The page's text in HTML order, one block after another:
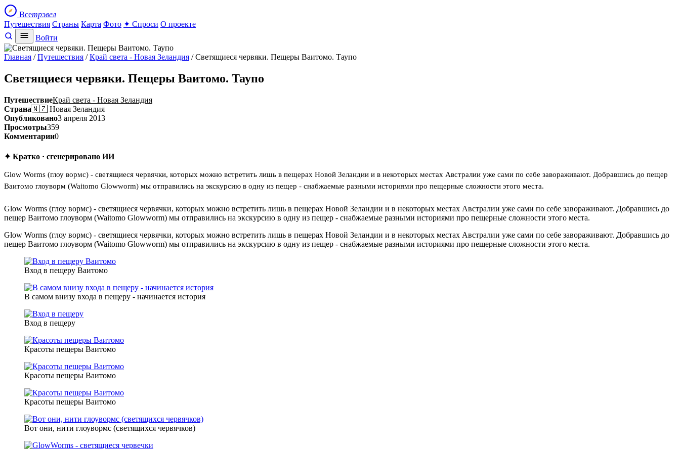
Всетрэвел
Путешествия Страны Карта Фото ✦ Спроси О проекте
Войти
Главная /Путешествия /Край света - Новая Зеландия / Светящиеся червяки. Пещеры Ваитомо. Таупо
Светящиеся червяки. Пещеры Ваитомо. Таупо
ПутешествиеКрай света - Новая Зеландия
Страна🇳🇿 Новая Зеландия
Опубликовано3 апреля 2013
Просмотры359
Комментарии0
✦ Кратко · сгенерировано ИИ
Glow Worms (глоу вормс) - светящиеся червячки, которых можно встретить лишь в пещерах Новой Зеландии и в некоторых местах Австралии уже сами по себе завораживают. Добравшись до пещер
Ваитомо глоуворм (Waitomo Glowworm) мы отправились на экскурсию в одну из пещер - снабжаемые разными историями про пещерные сложности этого места.
Glow Worms (глоу вормс) - светящиеся червячки, которых можно встретить лишь в пещерах Новой Зеландии и в некоторых местах Австралии уже сами по себе завораживают. Добравшись до
пещер Ваитомо глоуворм (Waitomo Glowworm) мы отправились на экскурсию в одну из пещер - снабжаемые разными историями про пещерные сложности этого места.
Glow Worms (глоу вормс) - светящиеся червячки, которых можно встретить лишь в пещерах Новой Зеландии и в некоторых местах Австралии уже сами по себе завораживают. Добравшись до
пещер Ваитомо глоуворм (Waitomo Glowworm) мы отправились на экскурсию в одну из пещер - снабжаемые разными историями про пещерные сложности этого места.
Вход в пещеру Ваитомо
В самом внизу входа в пещеру - начинается история
Вход в пещеру
Красоты пещеры Ваитомо
Красоты пещеры Ваитомо
Красоты пещеры Ваитомо
Вот они, нити глоувормс (светящихся червячков)